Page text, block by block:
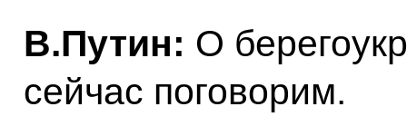
В.Путин: О
сейчас поговорим.